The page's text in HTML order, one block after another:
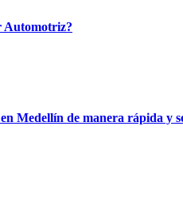
Automotriz?
Medellín de manera rápida y